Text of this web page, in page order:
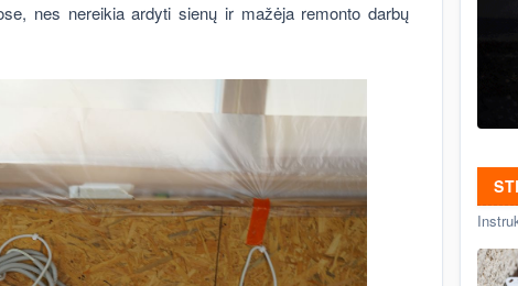
nes nereikia ardyti sienų ir mažėja remonto darbų